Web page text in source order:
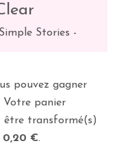
Stories -
pouvez gagner
Votre panier
être transformé(s)
0,20 €.